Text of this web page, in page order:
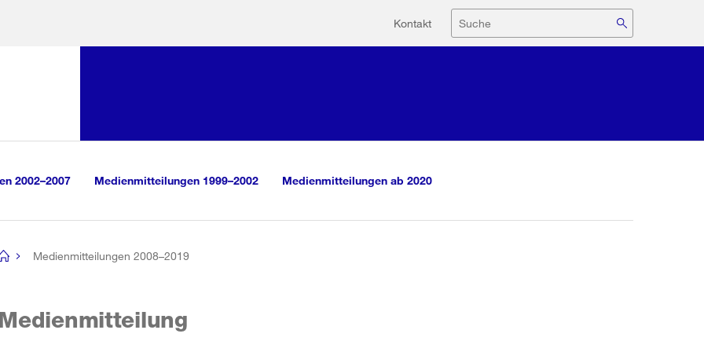
Hilfsnavigation
Kontakt Suche
2002–2007 Medienmitteilungen 1999–2002 Medienmitteilungen ab 2020
Medienmitteilungen 2008–2019